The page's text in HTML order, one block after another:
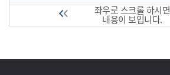
좌우로 스크롤 하시면
내용이 보입니다.